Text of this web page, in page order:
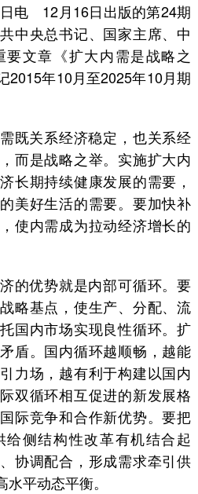
电 12月16日出版的第24期
中央总书记、国家主席、中
文章《扩大内需是战略之
2015年10月至2025年10月期
关系经济稳定，也关系经
而是战略之举。实施扩大内
长期持续健康发展的需要，
美好生活的需要。要加快补
使内需成为拉动经济增长的
优势就是内部可循环。要
略基点，使生产、分配、流
国内市场实现良性循环。扩
盾。国内循环越顺畅，越能
力场，越有利于构建以国内
双循环相互促进的新发展格
际竞争和合作新优势。要把
侧结构性改革有机结合起
协调配合，形成需求牵引供
平动态平衡。